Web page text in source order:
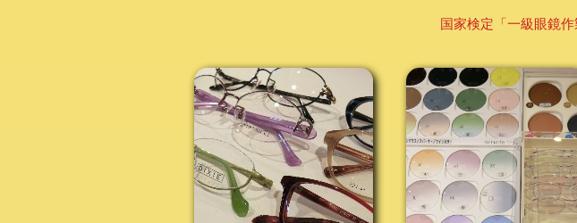
国家検定「一級眼鏡